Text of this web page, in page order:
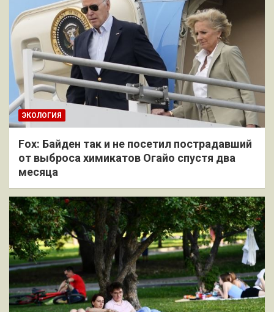
ЭКОЛОГИЯ
Fox: Байден так и не посетил пострадавший
от выброса химикатов Огайо спустя два
месяца